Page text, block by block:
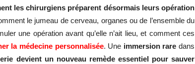
les chirurgiens préparent désormais leurs opération
le jumeau de cerveau, organes ou de l’ensemble du
une opération avant qu’elle n’ait lieu, et comment ces
la médecine personnalisée. Une immersion rare dans
devient un nouveau remède essentiel pour sauver